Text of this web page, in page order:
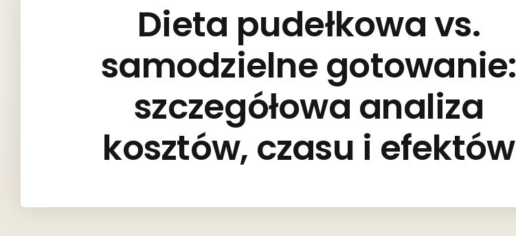
Dieta pudełkowa vs.
samodzielne gotowanie:
szczegółowa analiza
kosztów, czasu i efektów